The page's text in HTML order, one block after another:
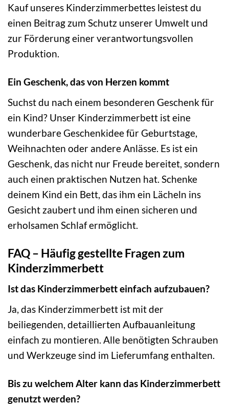
Kauf unseres Kinderzimmerbettes leistest du
einen Beitrag zum Schutz unserer Umwelt und
zur Förderung einer verantwortungsvollen
Produktion.
Ein Geschenk, das von Herzen kommt
Suchst du nach einem besonderen Geschenk für
ein Kind? Unser Kinderzimmerbett ist eine
wunderbare Geschenkidee für Geburtstage,
Weihnachten oder andere Anlässe. Es ist ein
Geschenk, das nicht nur Freude bereitet, sondern
auch einen praktischen Nutzen hat. Schenke
deinem Kind ein Bett, das ihm ein Lächeln ins
Gesicht zaubert und ihm einen sicheren und
erholsamen Schlaf ermöglicht.
FAQ – Häufig gestellte Fragen zum
Kinderzimmerbett
Ist das Kinderzimmerbett einfach aufzubauen?
Ja, das Kinderzimmerbett ist mit der
beiliegenden, detaillierten Aufbauanleitung
einfach zu montieren. Alle benötigten Schrauben
und Werkzeuge sind im Lieferumfang enthalten.
Bis zu welchem Alter kann das Kinderzimmerbett
genutzt werden?